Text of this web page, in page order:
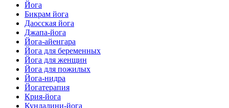
Йога
Бикрам йога
Даосская йога
Джапа-йога
Йога-айенгара
Йога для беременных
Йога для женщин
Йога для пожилых
Йога-нидра
Йогатерапия
Крия-йога
Кундалини-йога